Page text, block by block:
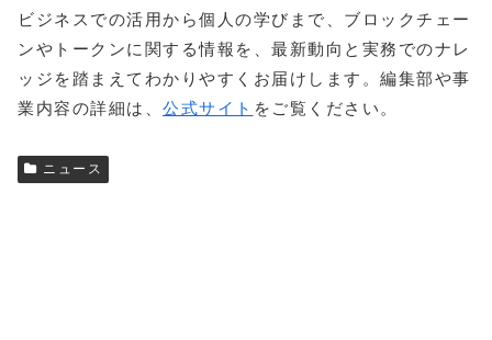
ビジネスでの活用から個人の学びまで、ブロックチェー
ンやトークンに関する情報を、最新動向と実務でのナレ
ッジを踏まえてわかりやすくお届けします。編集部や事
業内容の詳細は、 公式サイト をご覧ください。
ニュース